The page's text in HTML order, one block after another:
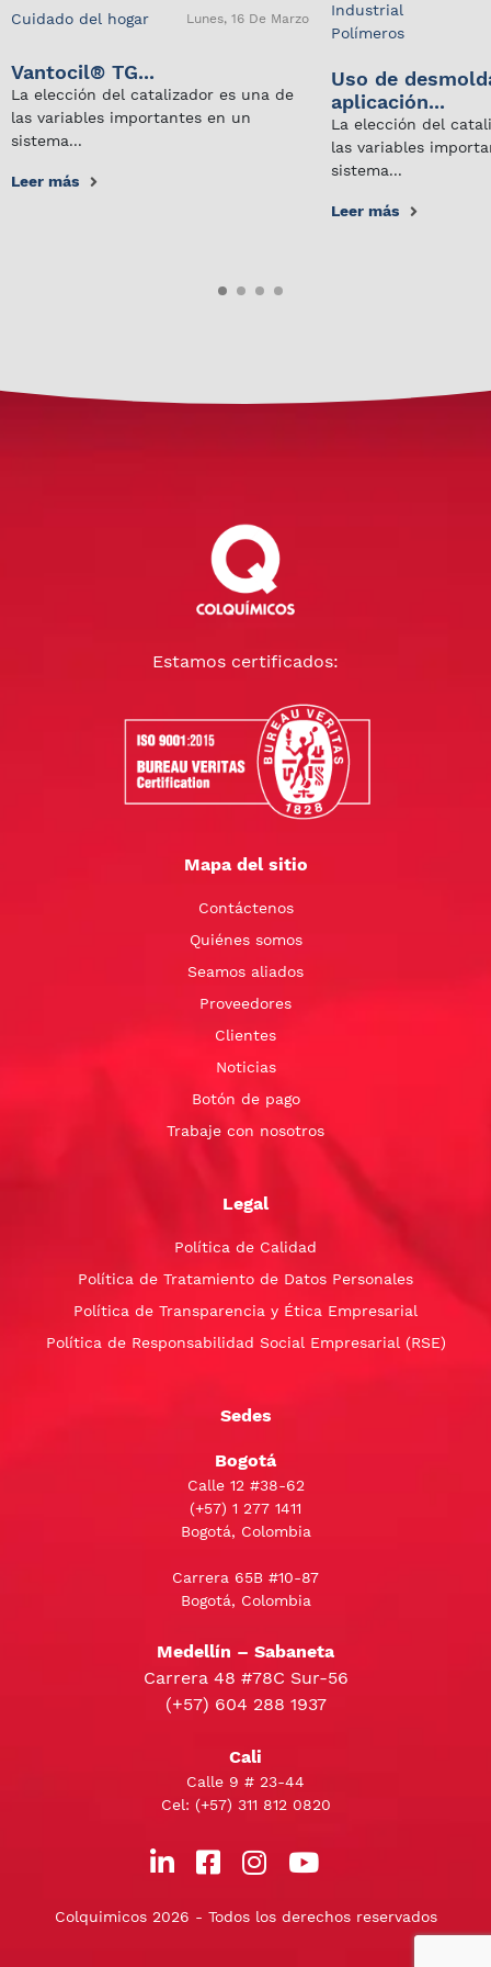
Cuidado del hogar Lunes, 16 De Marzo
Vantocil® TG...
La elección del catalizador es una de
las variables importantes en un
sistema...
Leer más
Industrial
Polímeros
Uso de
aplicación...
La elección del
las variables
sistema...
Leer más
Estamos certificados:
Mapa del sitio
Contáctenos
Quiénes somos
Seamos aliados
Proveedores
Clientes
Noticias
Botón de pago
Trabaje con nosotros
Legal
Política de Calidad
Política de Tratamiento de Datos Personales
Política de Transparencia y Ética Empresarial
Política de Responsabilidad Social Empresarial (RSE)
Sedes
Bogotá
Calle 12 #38-62
(+57) 1 277 1411
Bogotá, Colombia
Carrera 65B #10-87
Bogotá, Colombia
Medellín – Sabaneta
Carrera 48 #78C Sur-56
(+57) 604 288 1937
Cali
Calle 9 # 23-44
Cel: (+57) 311 812 0820
Colquimicos 2026 - Todos los derechos reservados